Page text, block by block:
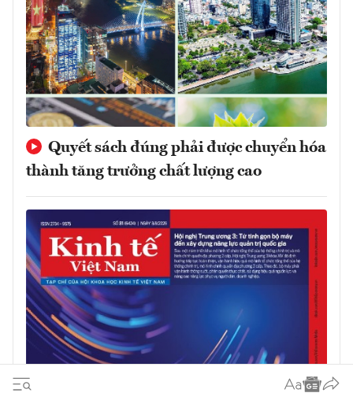
Quyết sách đúng phải được chuyển hóa
thành tăng trưởng chất lượng cao